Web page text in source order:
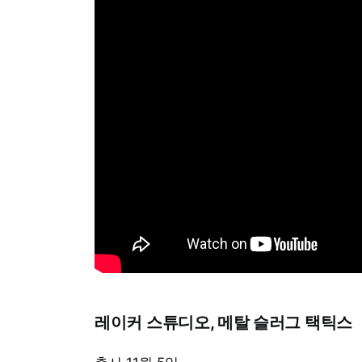
레이커 스튜디오, 메탈 슬러그 택틱스